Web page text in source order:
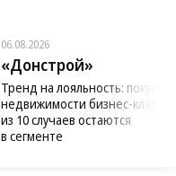
06.08.2026
«Донстрой»
Тренд на лояльность:
недвижимости бизнес-класса
из 10 случаев остаются
в сегменте